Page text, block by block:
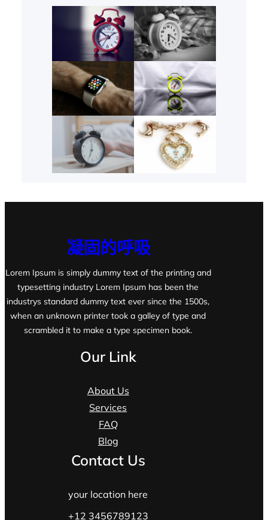
凝固的呼吸
Lorem Ipsum is simply dummy text of the printing and
typesetting industry Lorem Ipsum has been the
industrys standard dummy text ever since the 1500s,
when an unknown printer took a galley of type and
scrambled it to make a type specimen book.
Our Link
About Us
Services
FAQ
Blog
Contact Us
your location here
+12 3456789123